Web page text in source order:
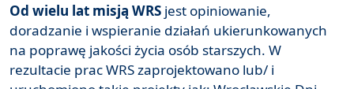
Od wielu lat misją WRS jest opiniowanie,
doradzanie i wspieranie działań ukierunkowanych
na poprawę jakości życia osób starszych. W
rezultacie prac WRS zaprojektowano lub/ i